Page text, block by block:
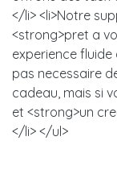
</li> <li>Notre
<strong>pret a
experience fluide
pas necessaire
cadeau, mais si
et <strong>un
</li> </ul>